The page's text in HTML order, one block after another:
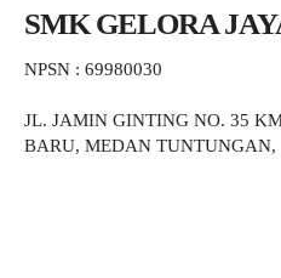
SMK GELORA
NPSN : 69980030
JL. JAMIN GINTING NO. 35
BARU, MEDAN TUNTUNGAN,